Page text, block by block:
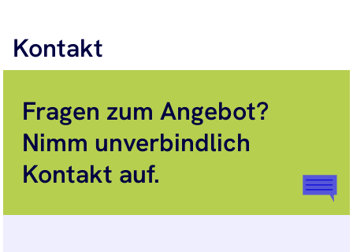
Kontakt
Fragen zum Angebot?
Nimm unverbindlich
Kontakt auf.